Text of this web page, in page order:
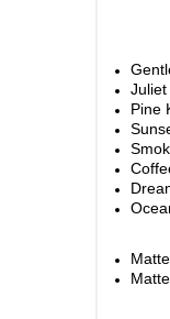
Juliet
Pine